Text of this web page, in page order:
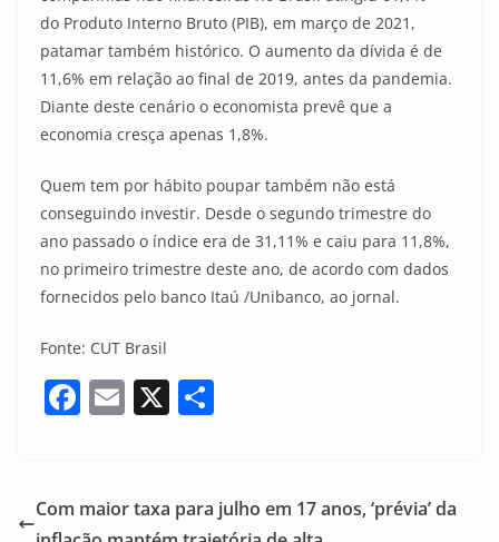
do Produto Interno Bruto (PIB), em março de 2021,
patamar também histórico. O aumento da dívida é de
11,6% em relação ao final de 2019, antes da pandemia.
Diante deste cenário o economista prevê que a
economia cresça apenas 1,8%.
Quem tem por hábito poupar também não está
conseguindo investir. Desde o segundo trimestre do
ano passado o índice era de 31,11% e caiu para 11,8%,
no primeiro trimestre deste ano, de acordo com dados
fornecidos pelo banco Itaú /Unibanco, ao jornal.
Fonte: CUT Brasil
F
e
E
l
X
e
Com maior taxa para julho em 17 anos, ‘prévia’ da